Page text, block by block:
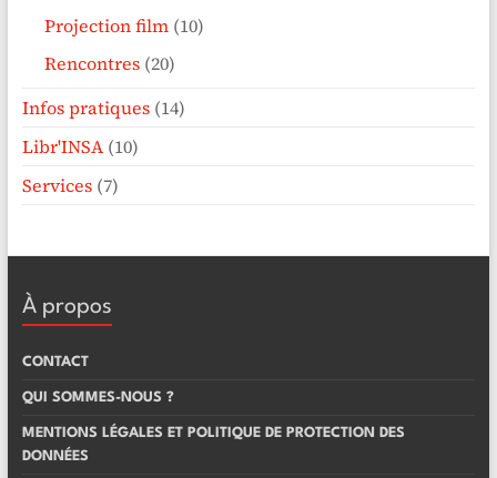
Projection film(10)
Rencontres(20)
Infos pratiques(14)
Libr'INSA(10)
Services(7)
À propos
CONTACT
QUI SOMMES-NOUS ?
MENTIONS LÉGALES ET POLITIQUE DE PROTECTION DES
DONNÉES